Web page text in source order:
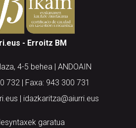
- Erroitz BM
4-5 behea | ANDOAIN
732 | Faxa: 943 300 731
| idazkaritza@aiurri.eus
garatua